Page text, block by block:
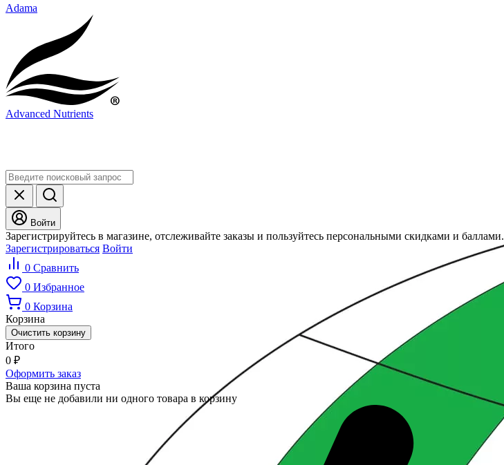
Adama
Advanced Nutrients
Войти
Зарегистрируйтесь в магазине, отслеживайте заказы и пользуйтесь персональными скидками и баллами.
Зарегистрироваться Войти
0 Сравнить
0 Избранное
0 Корзина
Корзина
Очистить корзину
Итого
0 ₽
Оформить заказ
Ваша корзина пуста
Вы еще не добавили ни одного товара в корзину